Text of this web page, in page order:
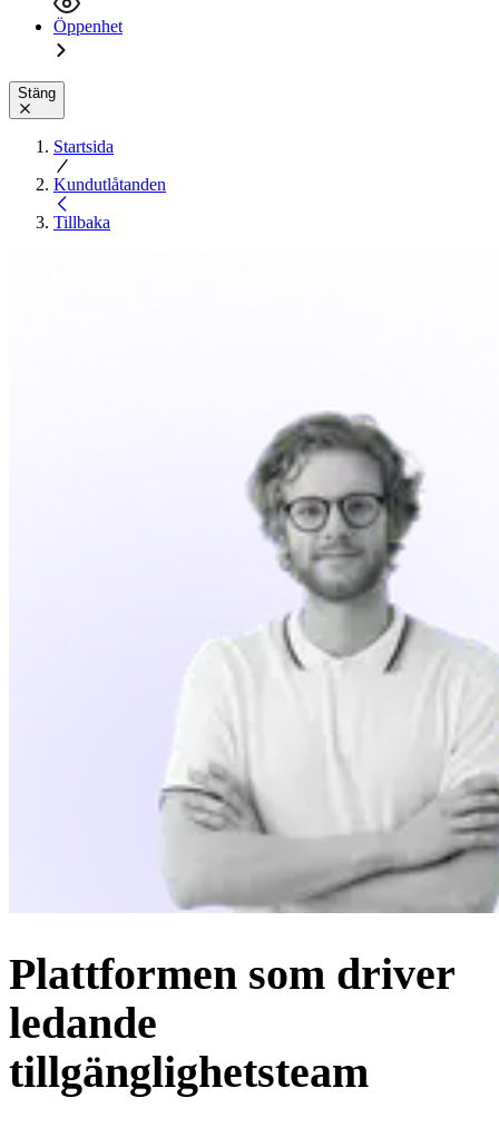
Öppenhet
Stäng
Startsida
Kundutlåtanden
Tillbaka
Plattformen som driver
ledande
tillgänglighetsteam